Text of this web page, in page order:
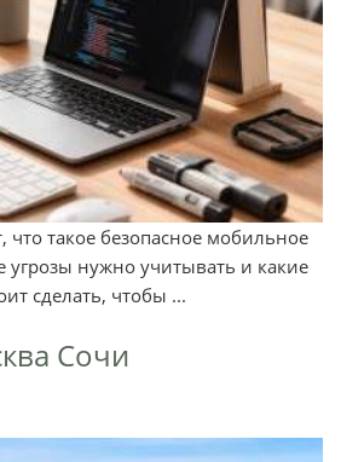
что такое безопасное мобильное
угрозы нужно учитывать и какие
сделать, чтобы ...
Сочи